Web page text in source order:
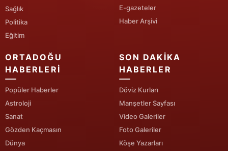
Tekirdağ
Trabzon
Tunceli
Şanlıurfa
Uşak
Sağlık
Politika
Eğitim
E-gazeteler
Haber Arşivi
ORTADOĞU
HABERLERI
Popüler Haberler
Astroloji
Sanat
Gözden Kaçmasın
Dünya
SON DAKIKA
HABERLER
Döviz Kurları
Manşetler Sayfası
Video Galeriler
Foto Galeriler
Köşe Yazarları